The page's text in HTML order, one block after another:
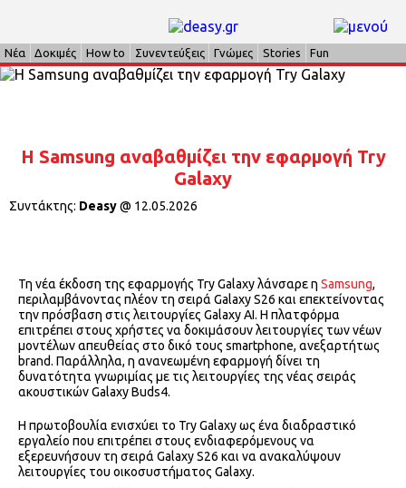
Νέα Δοκιμές How to Συνεντεύξεις Γνώμες Stories Fun
Η Samsung αναβαθμίζει την εφαρμογή Try
Galaxy
Συντάκτης: Deasy@ 12.05.2026
Τη νέα έκδοση της εφαρμογής Try Galaxy λάνσαρε η Samsung,
περιλαμβάνοντας πλέον τη σειρά Galaxy S26 και επεκτείνοντας
την πρόσβαση στις λειτουργίες Galaxy AI. Η πλατφόρμα
επιτρέπει στους χρήστες να δοκιμάσουν λειτουργίες των νέων
μοντέλων απευθείας στο δικό τους smartphone, ανεξαρτήτως
brand. Παράλληλα, η ανανεωμένη εφαρμογή δίνει τη
δυνατότητα γνωριμίας με τις λειτουργίες της νέας σειράς
ακουστικών Galaxy Buds4.
Η πρωτοβουλία ενισχύει το Try Galaxy ως ένα διαδραστικό
εργαλείο που επιτρέπει στους ενδιαφερόμενους να
εξερευνήσουν τη σειρά Galaxy S26 και να ανακαλύψουν
λειτουργίες του οικοσυστήματος Galaxy.